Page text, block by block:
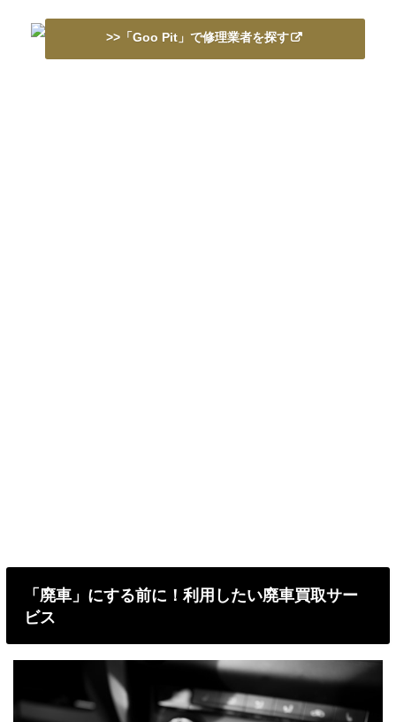
>>「Goo Pit」で修理業者を探す
「廃車」にする前に！利用したい廃車買取サー
ビス